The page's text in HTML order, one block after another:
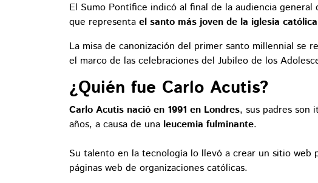
El Sumo Pontífice indicó al final de la audiencia
que representa el santo más joven de la iglesia católica
La misa de canonización del primer santo millennial se
el marco de las celebraciones del Jubileo de los
¿Quién fue Carlo Acutis?
Carlo Acutis nació en 1991 en Londres, sus padres son
años, a causa de una leucemia fulminante.
Su talento en la tecnología lo llevó a crear un sitio web
páginas web de organizaciones católicas.